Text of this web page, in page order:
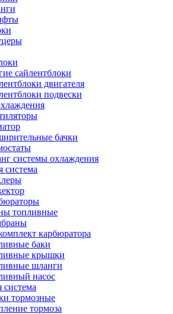
сайлентблоки
двигателя
подвески
бачки
системы охлаждения
система
топливные
карбюратора
баки
крышки
шланги
насос
система
тормозные
тормоза